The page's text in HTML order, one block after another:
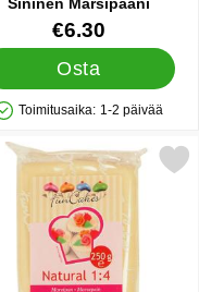
12157
€6.30
Osta
Varastossa
Toimitusaika: 1-2 päivää
Merkitse värjäämätön